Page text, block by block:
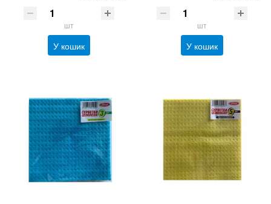
шт
У кошик
шт
У кошик